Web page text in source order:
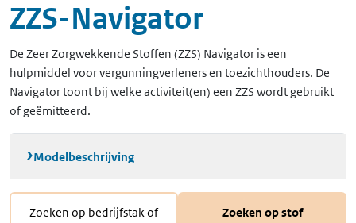
ZZS-Navigator
De Zeer Zorgwekkende Stoffen (ZZS) Navigator is een
hulpmiddel voor vergunningverleners en toezichthouders. De
Navigator toont bij welke activiteit(en) een ZZS wordt gebruikt
of geëmitteerd.
Modelbeschrijving
Zoeken op bedrijfstak of
Zoeken op stof